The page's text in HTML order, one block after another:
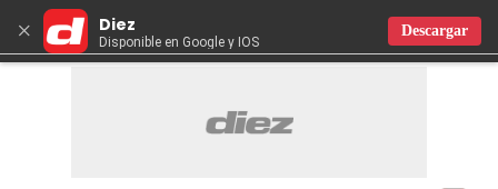
× Diez
Disponible en Google y IOS
Descargar